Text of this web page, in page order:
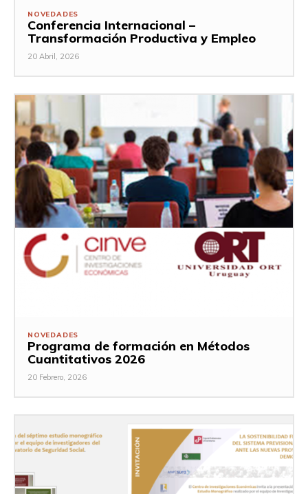
NOVEDADES
Conferencia Internacional –
Transformación Productiva y Empleo
20 Abril, 2026
NOVEDADES
Programa de formación en Métodos
Cuantitativos 2026
20 Febrero, 2026